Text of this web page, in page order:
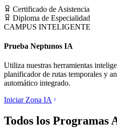
Certificado de Asistencia
Diploma de Especialidad
CAMPUS INTELIGENTE
Prueba Neptunos IA
Utiliza nuestras herramientas
planificador de rutas temporales y
automático integrado.
Iniciar Zona IA
Todos los Programas